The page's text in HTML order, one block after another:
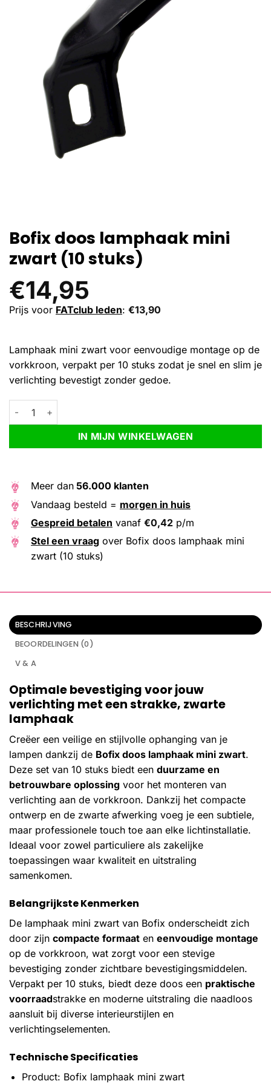
Bofix doos lamphaak mini
zwart (10 stuks)
€14,95
Prijs voor FATclub leden: €13,90
Lamphaak mini zwart voor eenvoudige montage op de
vorkkroon, verpakt per 10 stuks zodat je snel en slim je
verlichting bevestigt zonder gedoe.
Bofix doos lamphaak mini zwart (10 stuks) aantal
IN MIJN WINKELWAGEN
Alternative:
Meer dan 56.000 klanten
Vandaag besteld = morgen in huis
Gespreid betalen vanaf €0,42 p/m
Stel een vraag over Bofix doos lamphaak mini
zwart (10 stuks)
BESCHRIJVING
BEOORDELINGEN (0)
V & A
Optimale bevestiging voor jouw
verlichting met een strakke, zwarte
lamphaak
Creëer een veilige en stijlvolle ophanging van je
lampen dankzij de Bofix doos lamphaak mini zwart.
Deze set van 10 stuks biedt een duurzame en
betrouwbare oplossing voor het monteren van
verlichting aan de vorkkroon. Dankzij het compacte
ontwerp en de zwarte afwerking voeg je een subtiele,
maar professionele touch toe aan elke lichtinstallatie.
Ideaal voor zowel particuliere als zakelijke
toepassingen waar kwaliteit en uitstraling
samenkomen.
Belangrijkste Kenmerken
De lamphaak mini zwart van Bofix onderscheidt zich
door zijn compacte formaat en eenvoudige montage
op de vorkkroon, wat zorgt voor een stevige
bevestiging zonder zichtbare bevestigingsmiddelen.
Verpakt per 10 stuks, biedt deze doos een praktische
voorraadstrakke en moderne uitstraling die naadloos
aansluit bij diverse interieurstijlen en
verlichtingselementen.
Technische Specificaties
Product: Bofix lamphaak mini zwart